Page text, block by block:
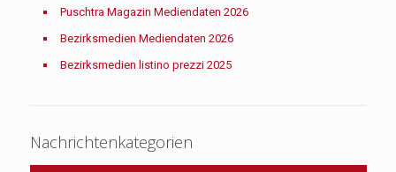
Puschtra Magazin Mediendaten 2026
Bezirksmedien Mediendaten 2026
Bezirksmedien listino prezzi 2025
Nachrichtenkategorien